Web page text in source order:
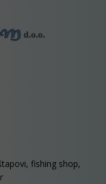
fishing shop,